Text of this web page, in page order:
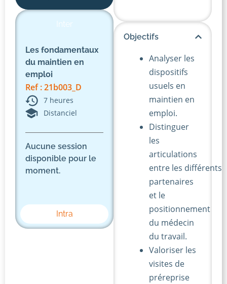
Inter
Intra
Les fondamentaux
du maintien en
emploi
Ref : 21b003_D
7 heures
Distanciel
Aucune session
disponible pour le
moment.
Objectifs
Analyser les
dispositifs
usuels en
maintien en
emploi.
Distinguer
les
articulations
entre les différents
partenaires
et le
positionnement
du médecin
du travail.
Valoriser les
visites de
préreprise